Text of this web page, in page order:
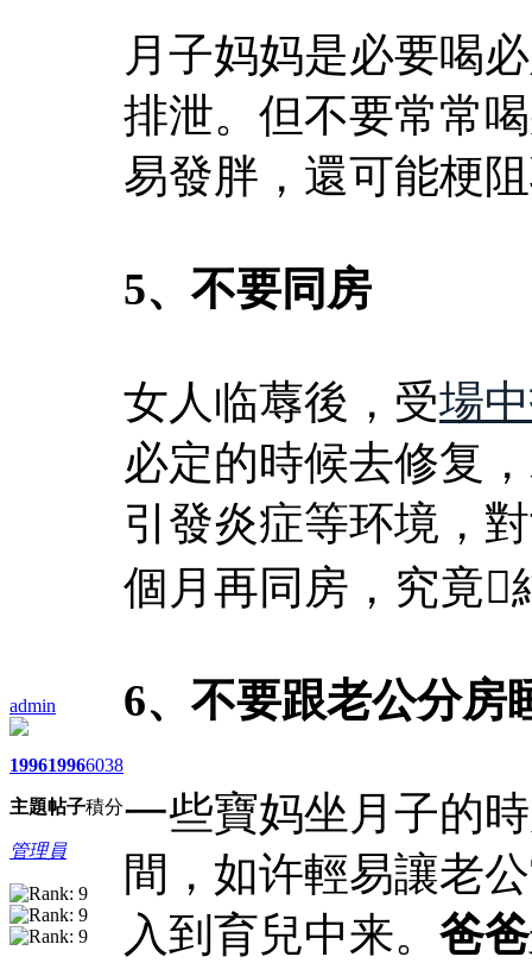
admin
1996
主題
1996
帖子
6038
積分
管理員
月子妈妈是必要喝
排泄。但不要常常
易發胖，還可能梗
5、不要同房
女人临蓐後，受場
必定的時候去修复
引發炎症等环境，
個月再同房，究竟
6、不要跟老公分房
一些寶妈坐月子的
間，如许輕易讓老
入到育兒中来。 爸